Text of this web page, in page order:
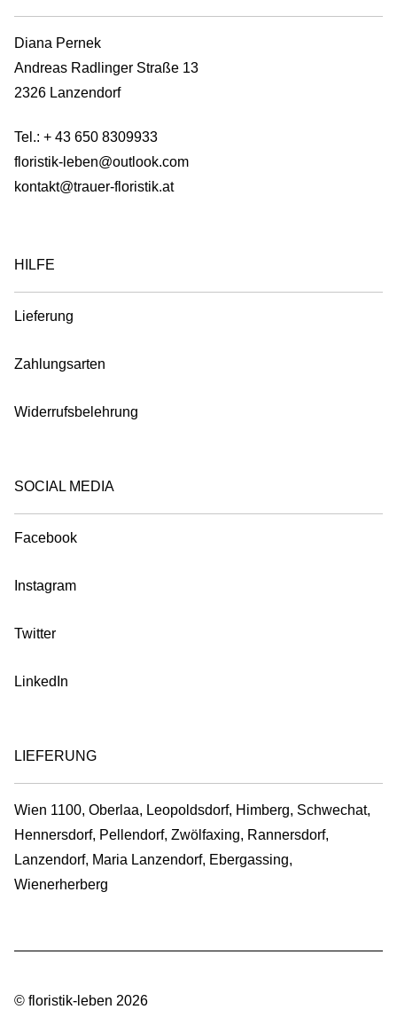
Diana Pernek
Andreas Radlinger Straße 13
2326 Lanzendorf
Tel.: + 43 650 8309933
floristik-leben@outlook.com
kontakt@trauer-floristik.at
HILFE
Lieferung
Zahlungsarten
Widerrufsbelehrung
SOCIAL MEDIA
Facebook
Instagram
Twitter
LinkedIn
LIEFERUNG
Wien 1100, Oberlaa, Leopoldsdorf, Himberg, Schwechat,
Hennersdorf, Pellendorf, Zwölfaxing, Rannersdorf,
Lanzendorf, Maria Lanzendorf, Ebergassing,
Wienerherberg
© floristik-leben 2026